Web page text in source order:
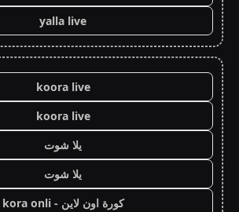
yalla live
koora live
koora live
يلا شوت
يلا شوت
كورة اون لاين - kora onli